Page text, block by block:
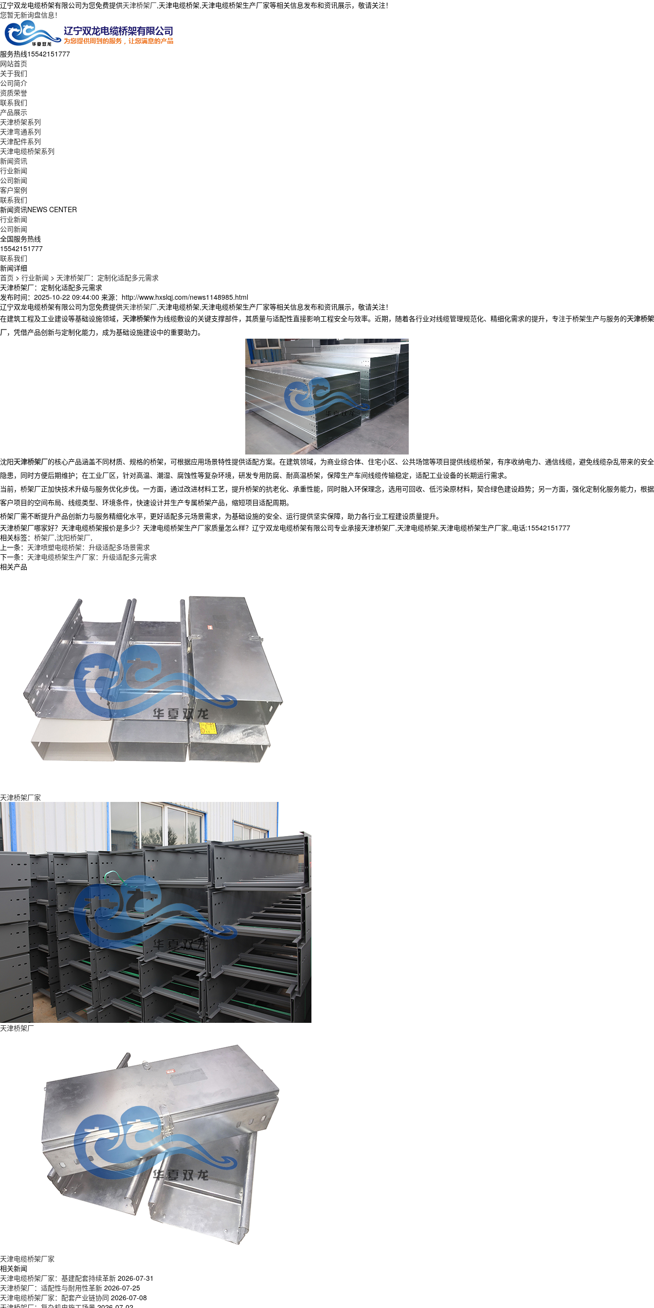
辽宁双龙电缆桥架有限公司为您免费提供天津桥架厂,天津电缆桥架,天津电缆桥架生产厂家等相关信息发布和资讯展示，敬请关注！
您暂无新询盘信息！
服务热线15542151777
网站首页
关于我们
公司简介
资质荣誉
联系我们
产品展示
天津桥架系列
天津弯通系列
天津配件系列
天津电缆桥架系列
新闻资讯
行业新闻
公司新闻
客户案例
联系我们
新闻资讯NEWS CENTER
行业新闻
公司新闻
全国服务热线
15542151777
联系我们
新闻详细
首页 > 行业新闻 > 天津桥架厂：定制化适配多元需求
天津桥架厂：定制化适配多元需求
发布时间：2025-10-22 09:44:00 来源：http://www.hxslqj.com/news1148985.html
辽宁双龙电缆桥架有限公司为您免费提供天津桥架厂,天津电缆桥架,天津电缆桥架生产厂家等相关信息发布和资讯展示，敬请关注！
在建筑工程及工业建设等基础设施领域， 天津桥架作为线缆敷设的关键支撑部件，其质量与适配性直接影响工程安全与效率。近期，随着各行业对线缆管理规范化、精细化需求的提升，专注于桥架生产与服务的天津桥架
厂，凭借产品创新与定制化能力，成为基础设施建设中的重要助力。
​ 沈阳天津桥架厂的核心产品涵盖不同材质、规格的桥架，可根据应用场景特性提供适配方案。在建筑领域，为商业综合体、住宅小区、公共场馆等项目提供线缆桥架，有序收纳电力、通信线缆，避免线缆杂乱带来的安全
隐患，同时方便后期维护；在工业厂区，针对高温、潮湿、腐蚀性等复杂环境，研发专用防腐、耐高温桥架，保障生产车间线缆传输稳定，适配工业设备的长期运行需求。
​ 当前，桥架厂正加快技术升级与服务优化步伐。一方面，通过改进材料工艺，提升桥架的抗老化、承重性能，同时融入环保理念，选用可回收、低污染原材料，契合绿色建设趋势；另一方面，强化定制化服务能力，根据
客户项目的空间布局、线缆类型、环境条件，快速设计并生产专属桥架产品，缩短项目适配周期。
​ 桥架厂需不断提升产品创新力与服务精细化水平，更好适配多元场景需求，为基础设施的安全、运行提供坚实保障，助力各行业工程建设质量提升。
天津桥架厂哪家好？天津电缆桥架报价是多少？天津电缆桥架生产厂家质量怎么样？辽宁双龙电缆桥架有限公司专业承接天津桥架厂,天津电缆桥架,天津电缆桥架生产厂家,,电话:15542151777
相关标签： 桥架厂,沈阳桥架厂,
上一条： 天津喷塑电缆桥架：升级适配多场景需求
下一条： 天津电缆桥架生产厂家：升级适配多元需求
相关产品
天津桥架厂家
天津桥架厂
天津电缆桥架厂家
相关新闻
天津电缆桥架厂家：基建配套持续革新 2026-07-31
天津桥架厂：适配性与耐用性革新 2026-07-25
天津电缆桥架厂家：配套产业链协同 2026-07-08